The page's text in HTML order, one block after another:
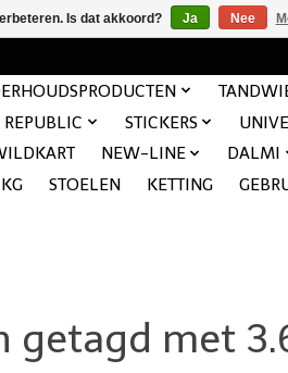
REPUBLIC STICKERS
NEW-LINE DALMI
KG STOELEN KETTING
getagd met
Is dat akkoord? Ja Nee